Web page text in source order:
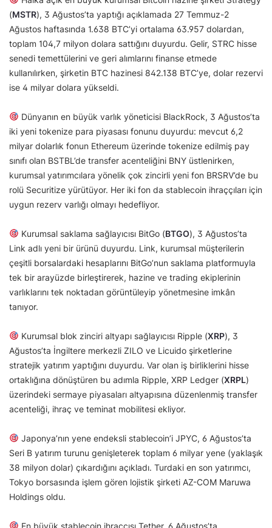
(MSTR), 3 Ağustos’ta yaptığı açıklamada 27 Temmuz-2
Ağustos haftasında 1.638 BTC’yi ortalama 63.957 dolardan,
toplam 104,7 milyon dolara sattığını duyurdu. Gelir, STRC hisse
senedi temettülerini ve geri alımlarını finanse etmede
kullanılırken, şirketin BTC hazinesi 842.138 BTC’ye, dolar rezervi
ise 4 milyar dolara yükseldi.
Dünyanın en büyük varlık yöneticisi BlackRock, 3 Ağustos’ta
iki yeni tokenize para piyasası fonunu duyurdu: mevcut 6,2
milyar dolarlık fonun Ethereum üzerinde tokenize edilmiş pay
sınıfı olan BSTBL’de transfer acenteliğini BNY üstlenirken,
kurumsal yatırımcılara yönelik çok zincirli yeni fon BRSRV’de bu
rolü Securitize yürütüyor. Her iki fon da stablecoin ihraççıları için
uygun rezerv varlığı olmayı hedefliyor.
Kurumsal saklama sağlayıcısı BitGo (BTGO), 3 Ağustos’ta
Link adlı yeni bir ürünü duyurdu. Link, kurumsal müşterilerin
çeşitli borsalardaki hesaplarını BitGo’nun saklama platformuyla
tek bir arayüzde birleştirerek, hazine ve trading ekiplerinin
varlıklarını tek noktadan görüntüleyip yönetmesine imkân
tanıyor.
Kurumsal blok zinciri altyapı sağlayıcısı Ripple (XRP), 3
Ağustos’ta İngiltere merkezli ZILO ve Licuido şirketlerine
stratejik yatırım yaptığını duyurdu. Var olan iş birliklerini hisse
ortaklığına dönüştüren bu adımla Ripple, XRP Ledger (XRPL)
üzerindeki sermaye piyasaları altyapısına düzenlenmiş transfer
acenteliği, ihraç ve teminat mobilitesi ekliyor.
Japonya’nın yene endeksli stablecoin’i JPYC, 6 Ağustos’ta
Seri B yatırım turunu genişleterek toplam 6 milyar yene (yaklaşık
38 milyon dolar) çıkardığını açıkladı. Turdaki en son yatırımcı,
Tokyo borsasında işlem gören lojistik şirketi AZ-COM Maruwa
Holdings oldu.
En büyük stablecoin ihraççısı Tether, 6 Ağustos’ta